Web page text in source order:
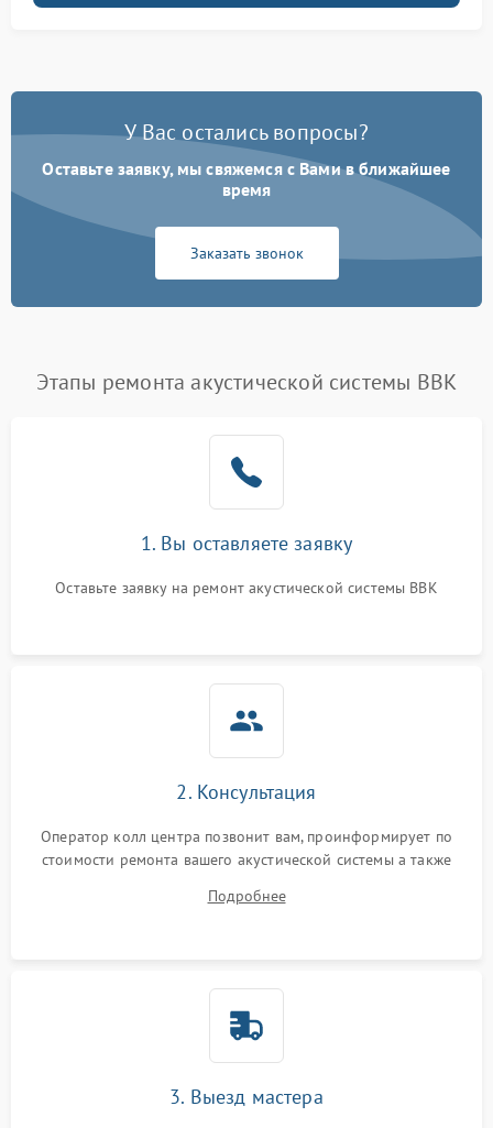
У Вас остались вопросы?
Оставьте заявку, мы свяжемся с Вами в ближайшее
время
Заказать звонок
Этапы ремонта акустической системы BBK
1. Вы оставляете заявку
Оставьте заявку на ремонт акустической системы BBK
2. Консультация
Оператор колл центра позвонит вам, проинформирует по
стоимости ремонта вашего акустической системы а также
Подробнее
3. Выезд мастера